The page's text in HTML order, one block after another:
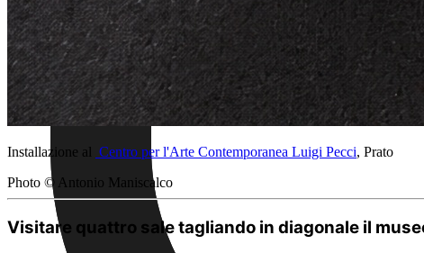
Installazione al Centro per l'Arte Contemporanea Luigi Pecci, Prato
Photo © Antonio Maniscalco
Visitare quattro sale tagliando in diagonale il